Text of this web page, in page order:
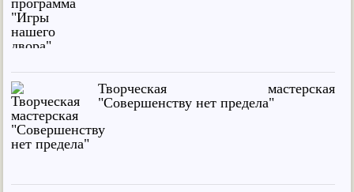
Творческая мастерская
"Совершенству нет предела"